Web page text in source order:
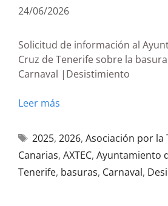
24/06/2026
Solicitud de información al
Cruz de Tenerife sobre la
Carnaval |Desistimiento
Leer más
2025, 2026, Asociación por la
Canarias, AXTEC, Ayuntamiento
Tenerife, basuras, Carnaval,